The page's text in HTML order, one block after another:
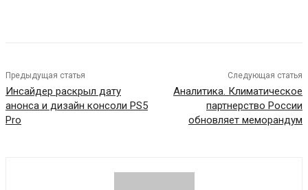
Предыдущая статья
Инсайдер раскрыл дату
анонса и дизайн консоли PS5
Pro
Следующая статья
Аналитика. Климатическое
партнерство России
обновляет меморандум